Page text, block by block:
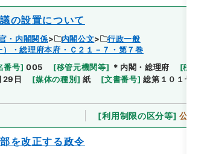
の設置について
・内閣関係 内閣公文
行政一般
・総理府本府・Ｃ２１－７・第７巻
番号] 005 [移管元機関等] ＊内閣・総理府 [移管等
29日 [媒体の種別 ] 紙 [文書番号] 総第１０１号
[利用制限の区分等] 公開
を改正する政令